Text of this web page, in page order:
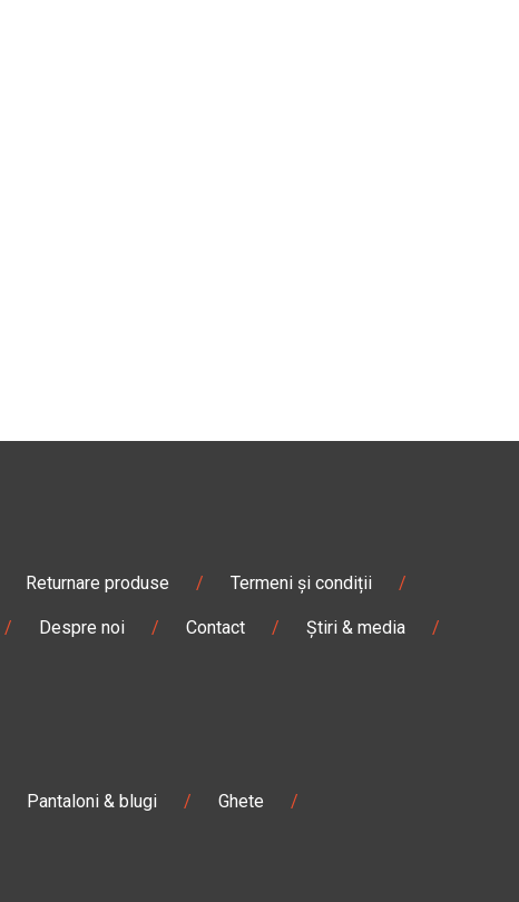
Returnare produse / Termeni și condiții /
/ Despre noi / Contact / Știri & media /
Pantaloni & blugi / Ghete /